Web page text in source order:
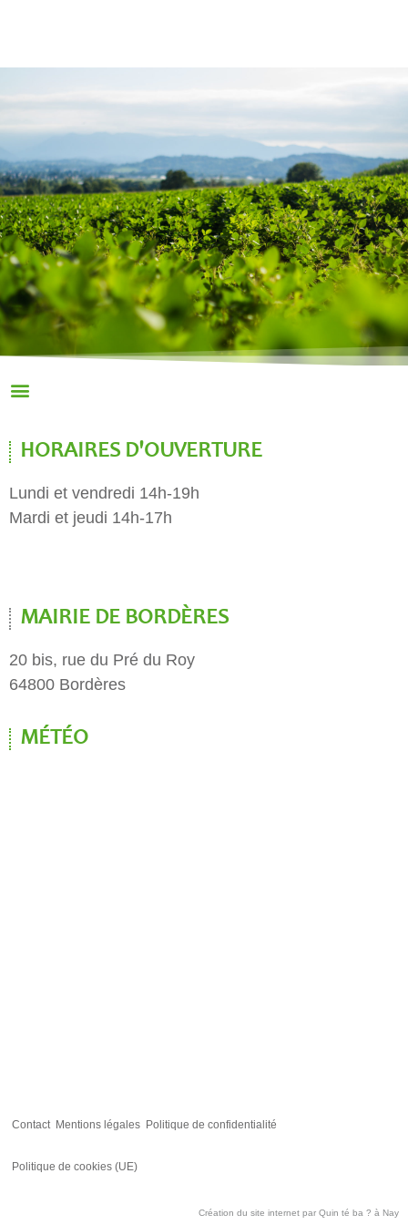
HORAIRES D'OUVERTURE
Lundi et vendredi 14h-19h
Mardi et jeudi 14h-17h
MAIRIE DE BORDÈRES
20 bis, rue du Pré du Roy
64800 Bordères
MÉTÉO
Contact Mentions légales Politique de confidentialité
Politique de cookies (UE)
Création du site internet par Quin té ba ? à Nay